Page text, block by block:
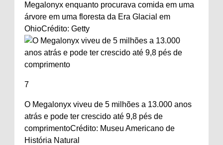
Megalonyx enquanto procurava comida em uma
árvore em uma floresta da Era Glacial em
OhioCrédito: Getty
7
O Megalonyx viveu de 5 milhões a 13.000 anos
atrás e pode ter crescido até 9,8 pés de
comprimentoCrédito: Museu Americano de
História Natural